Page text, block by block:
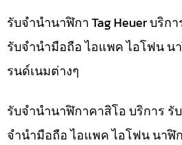
รับจำนำนาฬิกา Tag Heuer บริก
รับจำนำมือถือ ไอแพค ไอโฟน น
รนด์เนมต่างๆ
รับจำนำนาฬิกาคาสิโอ บริการ รั
จำนำมือถือ ไอแพค ไอโฟน นาฬิ